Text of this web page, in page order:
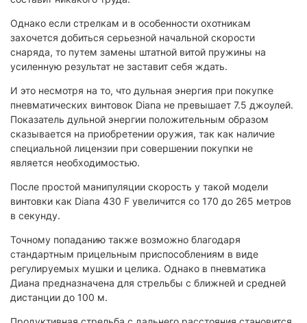
Однако если стрелкам и в особенности охотникам
захочется добиться серьезной начальной скорости
снаряда, то путем замены штатной витой пружины на
усиленную результат не заставит себя ждать.
И это несмотря на то, что дульная энергия при покупке
пневматических винтовок Diana не превышает 7.5 джоулей.
Показатель дульной энергии положительным образом
сказывается на приобретении оружия, так как наличие
специальной лицензии при совершении покупки не
является необходимостью.
После простой манипуляции скорость у такой модели
винтовки как Diana 430 F увеличится со 170 до 265 метров
в секунду.
Точному попаданию также возможно благодаря
стандартным прицельным приспособлениям в виде
регулируемых мушки и целика. Однако в пневматика
Диана предназначена для стрельбы с ближней и средней
дистанции до 100 м.